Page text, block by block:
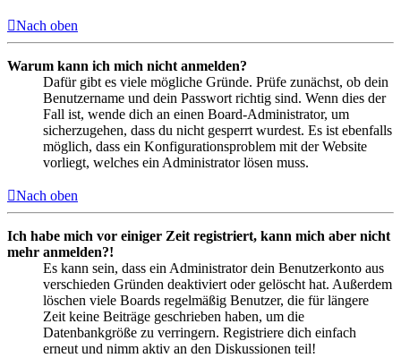
Nach oben
Warum kann ich mich nicht anmelden?
Dafür gibt es viele mögliche Gründe. Prüfe zunächst, ob dein
Benutzername und dein Passwort richtig sind. Wenn dies der
Fall ist, wende dich an einen Board-Administrator, um
sicherzugehen, dass du nicht gesperrt wurdest. Es ist ebenfalls
möglich, dass ein Konfigurationsproblem mit der Website
vorliegt, welches ein Administrator lösen muss.
Nach oben
Ich habe mich vor einiger Zeit registriert, kann mich aber nicht
mehr anmelden?!
Es kann sein, dass ein Administrator dein Benutzerkonto aus
verschieden Gründen deaktiviert oder gelöscht hat. Außerdem
löschen viele Boards regelmäßig Benutzer, die für längere
Zeit keine Beiträge geschrieben haben, um die
Datenbankgröße zu verringern. Registriere dich einfach
erneut und nimm aktiv an den Diskussionen teil!